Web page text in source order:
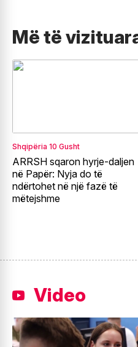
Më të
Shqipëria 10 Gusht
ARRSH sqaron hyrje-daljen
në Papër: Nyja do të
ndërtohet në një fazë të
mëtejshme
Video